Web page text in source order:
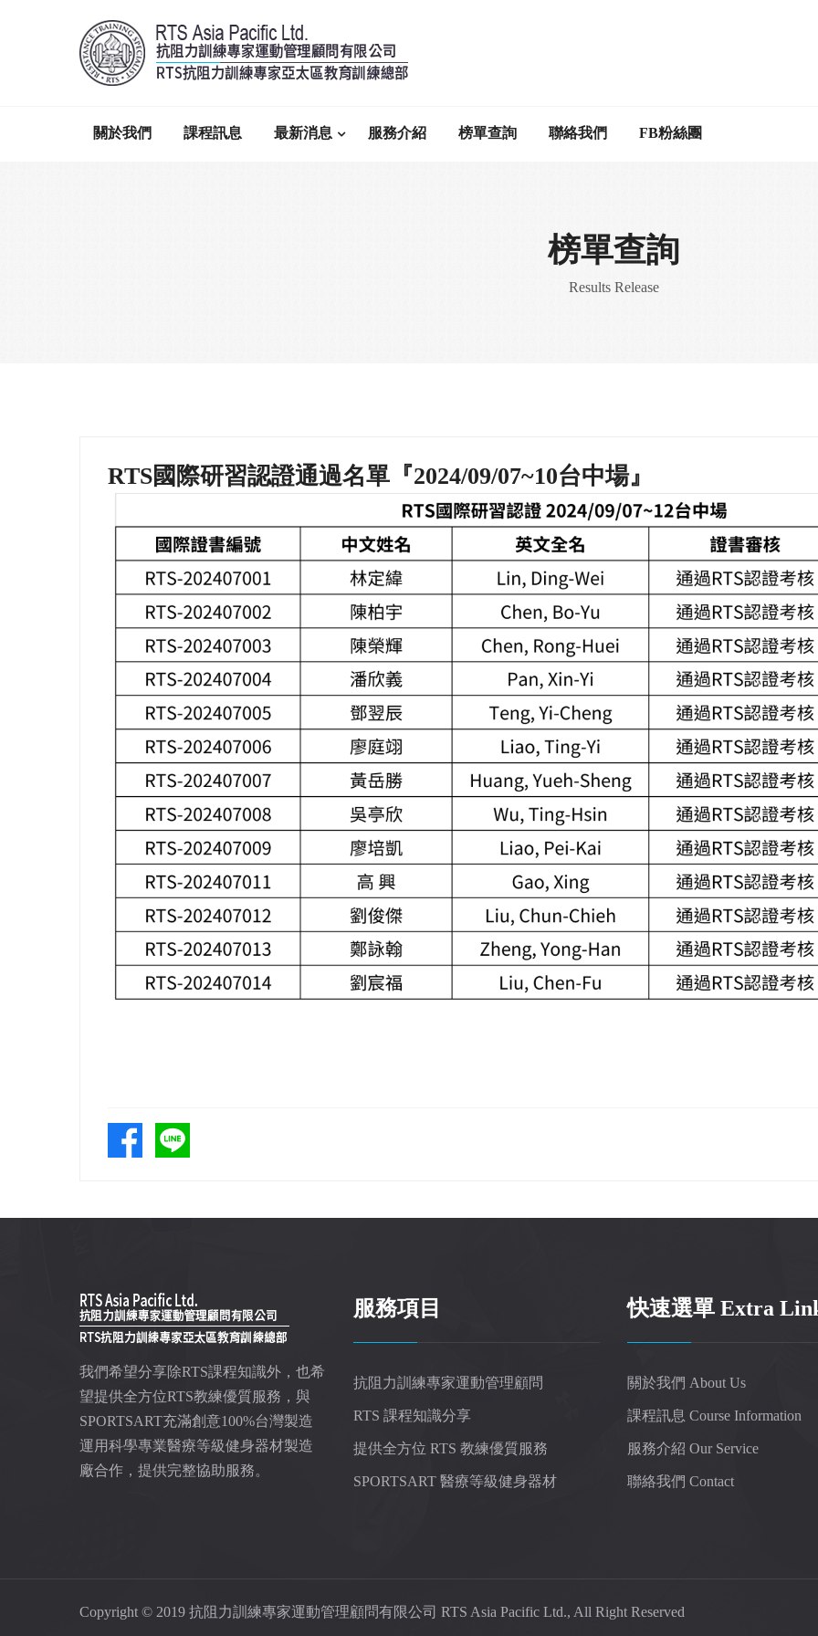
關於我們 課程訊息 最新消息 服務介紹 榜單查詢 聯絡我們 FB粉絲團
榜單查詢
Results Release
RTS國際研習認證通過名單『2024/09/07~10台中場』
我們希望分享除RTS課程知識外，也希
望提供全方位RTS教練優質服務，與
SPORTSART充滿創意100%台灣製造
運用科學專業醫療等級健身器材製造
廠合作，提供完整協助服務。
服務項目
抗阻力訓練專家運動管理顧問
RTS 課程知識分享
提供全方位 RTS 教練優質服務
SPORTSART 醫療等級健身器材
快速選單 Extra
關於我們 About Us
課程訊息 Course Information
服務介紹 Our Service
聯絡我們 Contact
Copyright © 2019 抗阻力訓練專家運動管理顧問有限公司 RTS Asia Pacific Ltd., All Right Reserved